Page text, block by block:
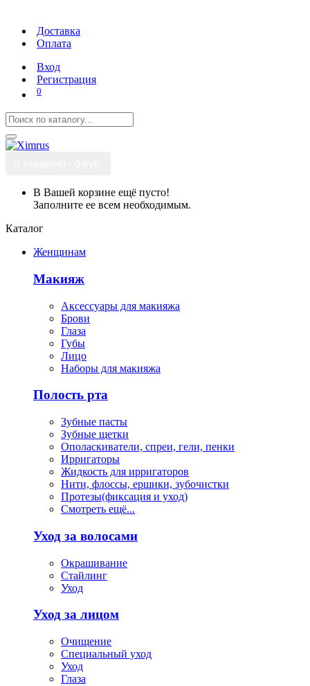
Доставка
Оплата
Вход
Регистрация
0
В Вашей корзине ещё пусто!
Заполните ее всем необходимым.
Каталог
Женщинам
Макияж
Аксессуары для макияжа
Брови
Глаза
Губы
Лицо
Наборы для макияжа
Полость рта
Зубные пасты
Зубные щетки
Ополаскиватели, спреи, гели, пенки
Ирригаторы
Жидкость для ирригаторов
Нити, флоссы, ершики, зубочистки
Протезы(фиксация и уход)
Смотреть ещё...
Уход за волосами
Окрашивание
Стайлинг
Уход
Уход за лицом
Очищение
Специальный уход
Уход
Глаза